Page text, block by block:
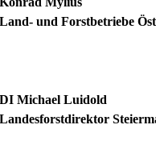
Land- und Forstbetriebe
DI Michael Luidold
Landesforstdirektor